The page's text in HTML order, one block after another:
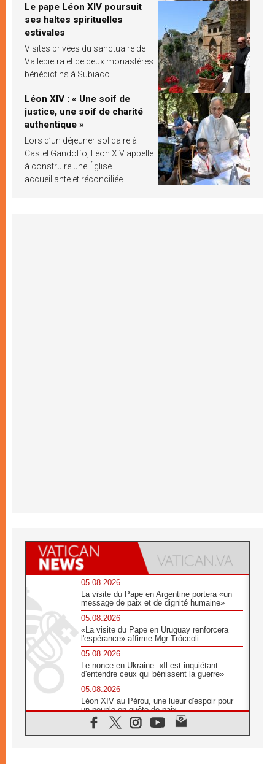
Le pape Léon XIV poursuit
ses haltes spirituelles
estivales
Visites privées du sanctuaire de
Vallepietra et de deux monastères
bénédictins à Subiaco
Léon XIV : « Une soif de
justice, une soif de charité
authentique »
Lors d’un déjeuner solidaire à
Castel Gandolfo, Léon XIV appelle
à construire une Église
accueillante et réconciliée
05.08.2026
La visite du Pape en Argentine portera «un
message de paix et de dignité humaine»
05.08.2026
«La visite du Pape en Uruguay renforcera
l'espérance» affirme Mgr Tróccoli
05.08.2026
Le nonce en Ukraine: «Il est inquiétant
d'entendre ceux qui bénissent la guerre»
05.08.2026
Léon XIV au Pérou, une lueur d'espoir pour
un peuple en quête de paix
05.08.2026
SCEAM: L'Église en Afrique vers